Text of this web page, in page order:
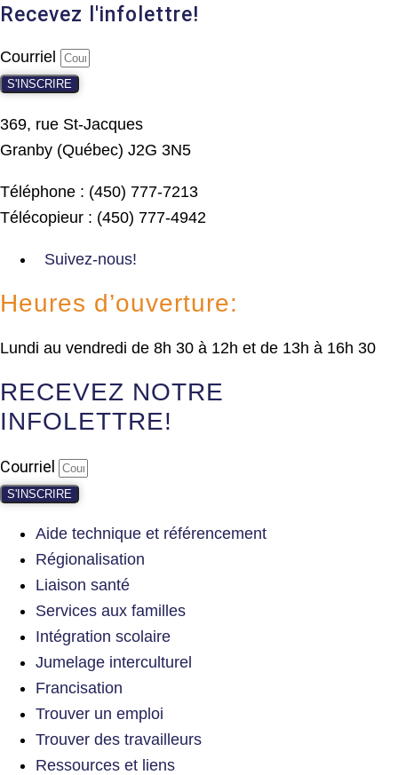
Recevez l'infolettre!
Courriel
S'INSCRIRE
369, rue St-Jacques
Granby (Québec) J2G 3N5
Téléphone : (450) 777-7213
Télécopieur : (450) 777-4942
Suivez-nous!
Heures d’ouverture:
Lundi au vendredi de 8h 30 à 12h et de 13h à 16h 30
RECEVEZ NOTRE
INFOLETTRE!
Courriel
S'INSCRIRE
Aide technique et référencement
Régionalisation
Liaison santé
Services aux familles
Intégration scolaire
Jumelage interculturel
Francisation
Trouver un emploi
Trouver des travailleurs
Ressources et liens